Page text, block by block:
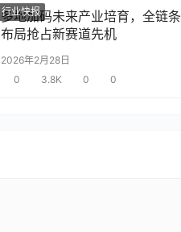
行业快报
多地加码未来产业培育，全链条
布局抢占新赛道先机
2026年2月28日
0
3.8K 0 0